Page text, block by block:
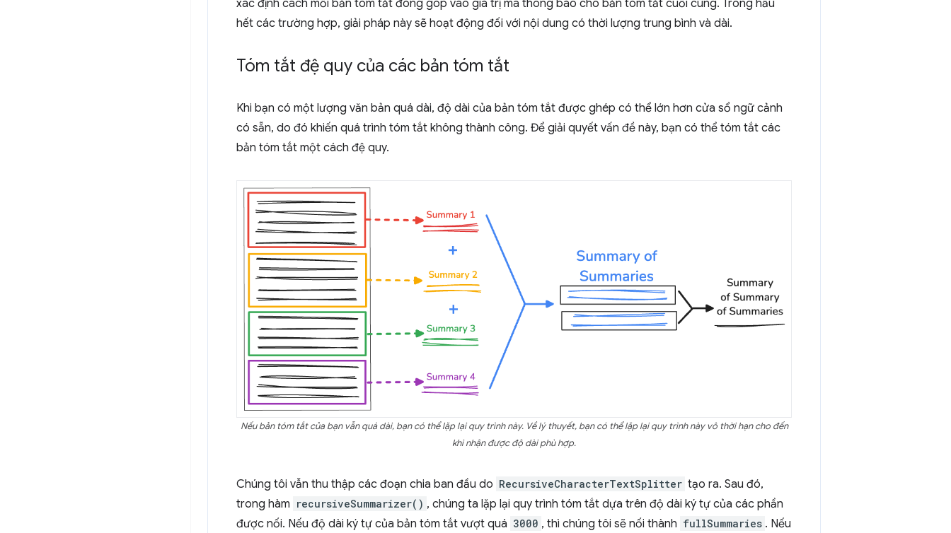
xác định cách mỗi bản tóm tắt đóng góp vào giá trị mã thông báo cho bản tóm tắt cuối cùng. Trong hầu
hết các trường hợp, giải pháp này sẽ hoạt động đối với nội dung có thời lượng trung bình và dài.
Tóm tắt đệ quy của các bản tóm tắt
Khi bạn có một lượng văn bản quá dài, độ dài của bản tóm tắt được ghép có thể lớn hơn cửa sổ ngữ cảnh
có sẵn, do đó khiến quá trình tóm tắt không thành công. Để giải quyết vấn đề này, bạn có thể tóm tắt các
bản tóm tắt một cách đệ quy.
Nếu bản tóm tắt của bạn vẫn quá dài, bạn có thể lặp lại quy trình này. Về lý thuyết, bạn có thể lặp lại quy trình này vô thời hạn cho đến
khi nhận được độ dài phù hợp.
Chúng tôi vẫn thu thập các đoạn chia ban đầu do RecursiveCharacterTextSplitter tạo ra. Sau đó,
trong hàm recursiveSummarizer() , chúng ta lặp lại quy trình tóm tắt dựa trên độ dài ký tự của các phần
được nối. Nếu độ dài ký tự của bản tóm tắt vượt quá 3000 , thì chúng tôi sẽ nối thành fullSummaries . Nếu